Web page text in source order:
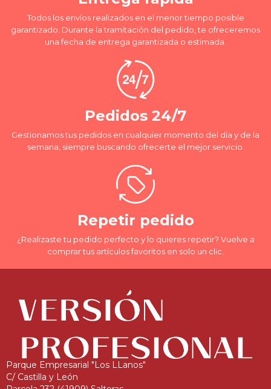
Todos los envíos realizados en el menor tiempo posible
garantizado. Durante la tramitación del pedido, te ofreceremos
una fecha de entrega garantizada o estimada.
Pedidos 24/7
Gestionamos tus pedidos en cualquier momento del día y de la
semana, siempre buscando ofrecerte el mejor servicio.
Repetir pedido
¿Realizaste tu pedido perfecto y lo quieres repetir? Vuelve a
comprar tus artículos favoritos en solo un clic.
Parque Empresarial "Los LLanos"
C/ Castilla y León